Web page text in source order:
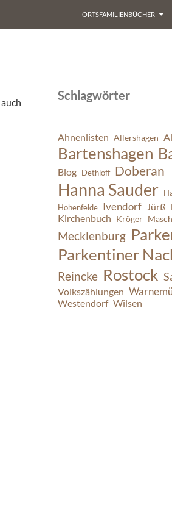
ORTSFAMILIENBÜCHER
auch
Schlagwörter
Ahnenlisten Allershagen
Bartenshagen
Blog Dethloff Doberan
Hanna Sauder
Hohenfelde Ivendorf Jürß
Kirchenbuch Kröger Masch
Mecklenburg
Parkentiner
Reincke Rostock
Volkszählungen
Westendorf Wilsen